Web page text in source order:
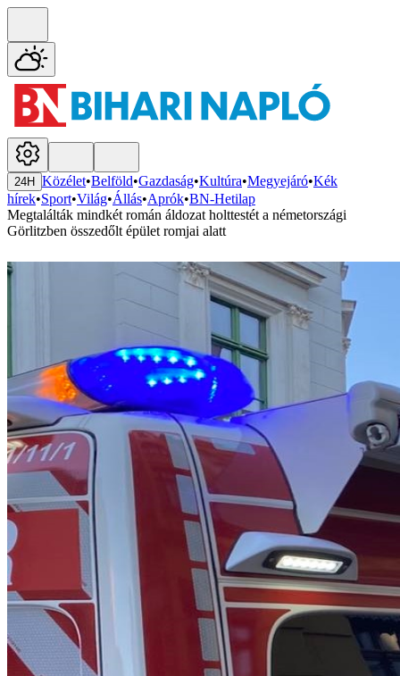
24H Közélet•Belföld•Gazdaság•Kultúra•Megyejáró•Kék
hírek•Sport•Világ•Állás•Aprók•BN-Hetilap
Megtalálták mindkét román áldozat holttestét a németországi
Görlitzben összedőlt épület romjai alatt